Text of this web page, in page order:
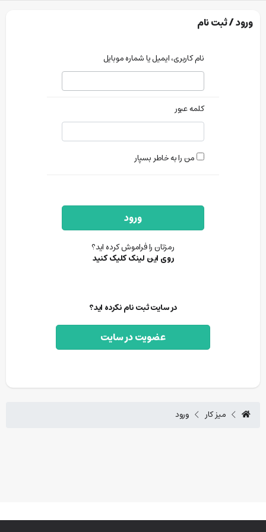
ورود / ثبت نام
نام کاربری، ایمیل یا شماره موبایل
کلمه عبور
من را به خاطر بسپار
ورود
رمزتان را فراموش کرده اید؟
روی این لینک کلیک کنید
در سایت ثبت نام نکرده اید؟
عضویت در سایت
میز کار ورود